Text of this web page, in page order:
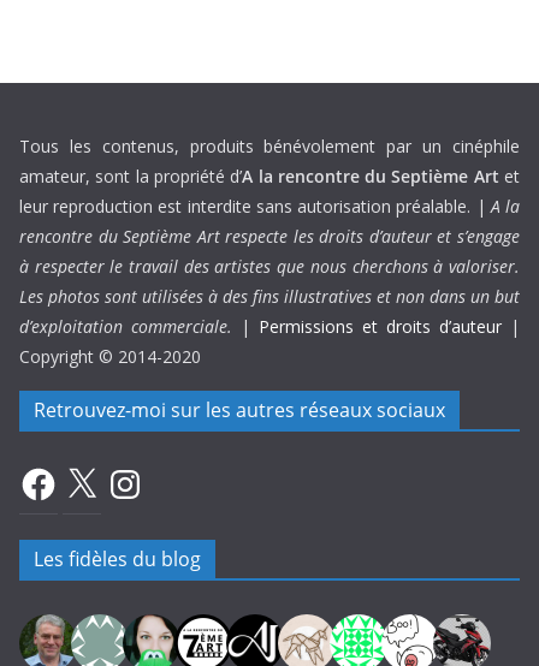
Tous les contenus, produits bénévolement par un cinéphile
amateur, sont la propriété d’A la rencontre du Septième Art et
leur reproduction est interdite sans autorisation préalable. |A la
rencontre du Septième Art respecte les droits d’auteur et s’engage
à respecter le travail des artistes que nous cherchons à valoriser.
Les photos sont utilisées à des fins illustratives et non dans un but
d’exploitation commerciale.
| Permissions et droits d’auteur |
Copyright © 2014-2020
Retrouvez-moi sur les autres réseaux sociaux
Facebook
X Instagram
Les fidèles du blog